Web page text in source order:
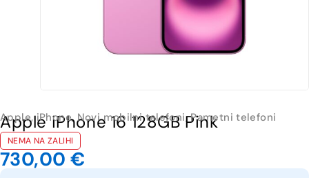
Apple,iPhone, Novi mobilni telefoni,Pametni telefoni
Apple iPhone 16 128GB Pink
NEMA NA ZALIHI
730,00 €